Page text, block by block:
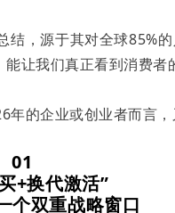
，源于其对全球85%
让我们真正看到消费者
的企业或创业者而言
01
+换代激活”
个双重战略窗口